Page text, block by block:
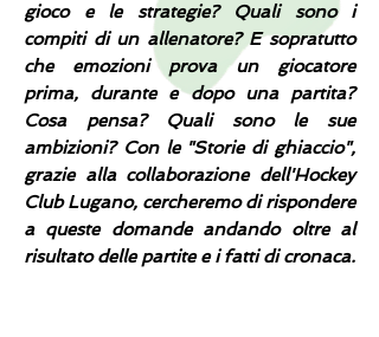
gioco e le strategie? Quali sono i
compiti di un allenatore? E sopratutto
che emozioni prova un giocatore
prima, durante e dopo una partita?
Cosa pensa? Quali sono le sue
ambizioni? Con le "Storie di ghiaccio",
grazie alla collaborazione dell'Hockey
Club Lugano, cercheremo di rispondere
a queste domande andando oltre al
risultato delle partite e i fatti di cronaca.